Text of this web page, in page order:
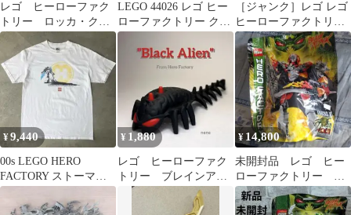
レゴ ヒーローファク
トリー ロッカ・クロ
ーカー 44023
LEGO 44026 レゴ ヒー
ローファクトリー クリ
スタル・ビーストVSバ
ルク
［ジャンク］レゴ レゴ
ヒーローファクトリー
シリーズ ファーノ な
どまとめ売り
¥9,440
00s LEGO HERO
FACTORY ストーマー
Tシャツ L メキシコ製
¥ 1,880
レゴ ヒーローファク
トリー ブレインアタ
ック ブレインバグ
¥ 14,800
未開封品 レゴ ヒー
ローファクトリー
44000